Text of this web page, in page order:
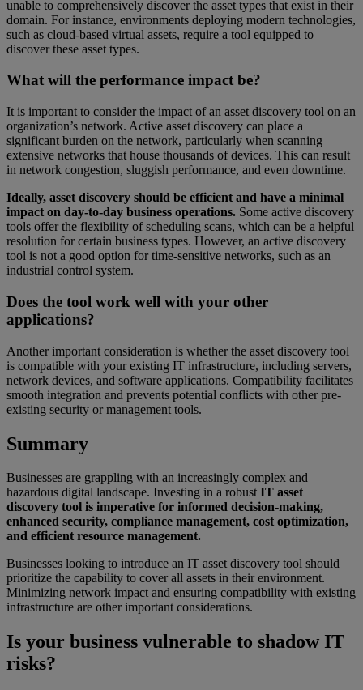
unable to comprehensively discover the asset types that exist in their
domain. For instance, environments deploying modern technologies,
such as cloud-based virtual assets, require a tool equipped to
discover these asset types.
What will the performance impact be?
It is important to consider the impact of an asset discovery tool on an
organization’s network. Active asset discovery can place a
significant burden on the network, particularly when scanning
extensive networks that house thousands of devices. This can result
in network congestion, sluggish performance, and even downtime.
Ideally, asset discovery should be efficient and have a minimal
impact on day-to-day business operations. Some active discovery
tools offer the flexibility of scheduling scans, which can be a helpful
resolution for certain business types. However, an active discovery
tool is not a good option for time-sensitive networks, such as an
industrial control system.
Does the tool work well with your other
applications?
Another important consideration is whether the asset discovery tool
is compatible with your existing IT infrastructure, including servers,
network devices, and software applications. Compatibility facilitates
smooth integration and prevents potential conflicts with other pre-
existing security or management tools.
Summary
Businesses are grappling with an increasingly complex and
hazardous digital landscape. Investing in a robustIT asset
discovery tool is imperative for informed decision-making,
enhanced security, compliance management, cost optimization,
and efficient resource management.
Businesses looking to introduce an IT asset discovery tool should
prioritize the capability to cover all assets in their environment.
Minimizing network impact and ensuring compatibility with existing
infrastructure are other important considerations.
Is your business vulnerable to shadow IT
risks?